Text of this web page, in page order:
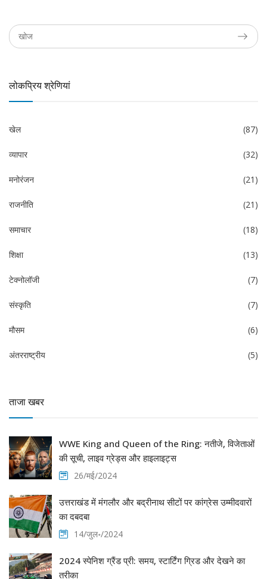
लोकप्रिय श्रेणियां
खेल (87)
व्यापार (32)
मनोरंजन (21)
राजनीति (21)
समाचार (18)
शिक्षा (13)
टेक्नोलॉजी (7)
संस्कृति (7)
मौसम (6)
अंतरराष्ट्रीय (5)
ताजा खबर
WWE King and Queen of the Ring: नतीजे, विजेताओं
की सूची, लाइव ग्रेड्स और हाइलाइट्स
26/मई/2024
उत्तराखंड में मंगलौर और बद्रीनाथ सीटों पर कांग्रेस उम्मीदवारों
का दबदबा
14/जुल॰/2024
2024 स्पेनिश ग्रैंड प्री: समय, स्टार्टिंग ग्रिड और देखने का
तरीका